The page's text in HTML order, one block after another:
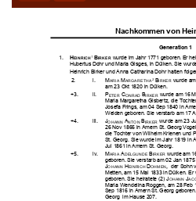

   
     

     
     


     

    
   
